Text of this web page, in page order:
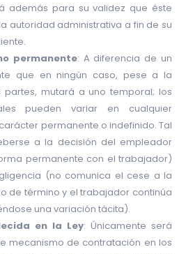
además para su validez que éste
autoridad administrativa a fin de su
permanente: A diferencia de un
que en ningún caso, pese a la
mutará a uno temporal; los
pueden variar en cualquier
permanente o indefinido. Tal
a la decisión del empleador
permanente con el trabajador)
(no comunica el cese a la
de término y el trabajador continúa
una variación tácita).
en la Ley: Únicamente será
mecanismo de contratación en los